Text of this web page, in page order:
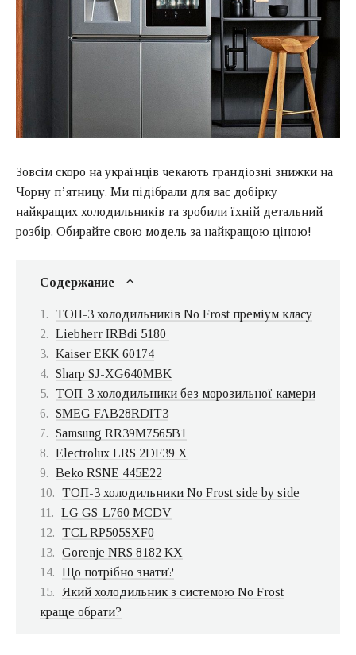
Зовсім скоро на українців чекають грандіозні знижки на
Чорну п’ятницу. Ми підібрали для вас добірку
найкращих холодильників та зробили їхній детальний
розбір. Обирайте свою модель за найкращою ціною!
Содержание
ТОП-3 холодильників No Frost преміум класу
Liebherr IRBdi 5180
Kaiser EKK 60174
Sharp SJ-XG640MBK
ТОП-3 холодильники без морозильної камери
SMEG FAB28RDIT3
Samsung RR39M7565B1
Electrolux LRS 2DF39 X
Beko RSNE 445E22
ТОП-3 холодильники No Frost side by side
LG GS-L760 MCDV
TCL RP505SXF0
Gorenje NRS 8182 KX
Що потрібно знати?
Який холодильник з системою No Frost
краще обрати?